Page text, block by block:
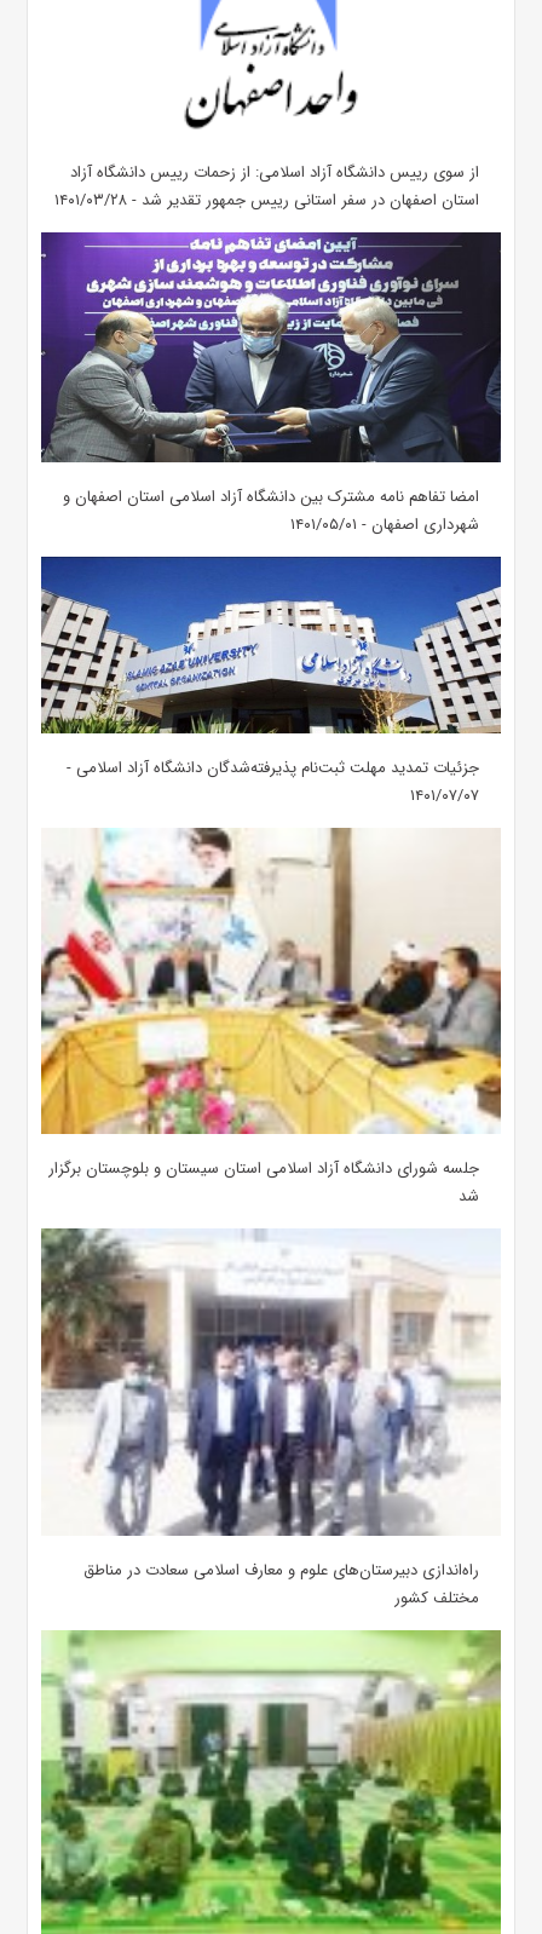
از سوی رییس دانشگاه آزاد اسلامی: از زحمات رییس دانشگاه آزاد
استان اصفهان در سفر استانی رییس جمهور تقدیر شد - ۱۴۰۱/۰۳/۲۸
امضا تفاهم نامه مشترک بین دانشگاه آزاد اسلامی استان اصفهان و
شهرداری اصفهان - ۱۴۰۱/۰۵/۰۱
جزئیات تمدید مهلت ثبت‌نام پذیرفته‌شدگان دانشگاه آزاد اسلامی -
۱۴۰۱/۰۷/۰۷
جلسه شورای دانشگاه آزاد اسلامی استان سیستان و بلوچستان برگزار
شد
‌راه‌اندازی دبیرستان‌های علوم و معارف اسلامی سعادت در مناطق
مختلف کشور